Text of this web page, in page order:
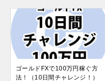
ゴールドFXで100万円稼ぐ方
法！（10日間チャレンジ！）